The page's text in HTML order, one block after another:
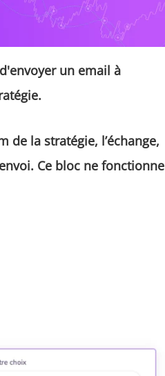
un email à
de la stratégie, l’échange,
Ce bloc ne fonctionne